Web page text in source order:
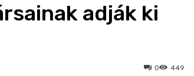
adják ki
449
0